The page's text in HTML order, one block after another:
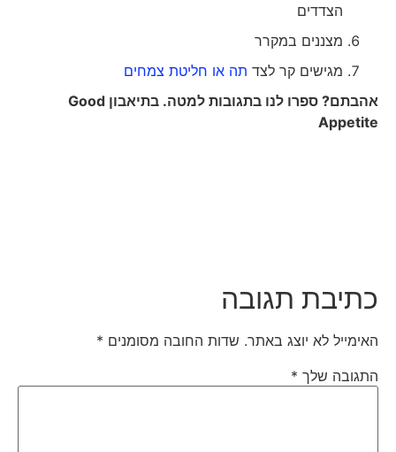
הצדדים
מצננים במקרר
מגישים קר לצדתה או חליטת צמחים
אהבתם? ספרו לנו בתגובות למטה. בתיאבוןGood
Appetite
כתיבת תגובה
האימייל לא יוצג באתר. שדות החובה מסומנים*
התגובה שלך*